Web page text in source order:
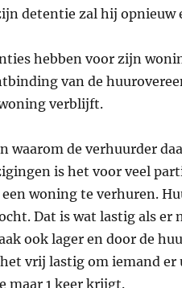
detentie zal hij opnieuw
hebben voor zijn
van de
verblijft.
waarom de verhuurder
is het voor veel
woning te verhuren.
Dat is wat lastig als er
ook lager en door de
vrij lastig om iemand er
maar 1 keer krijgt.